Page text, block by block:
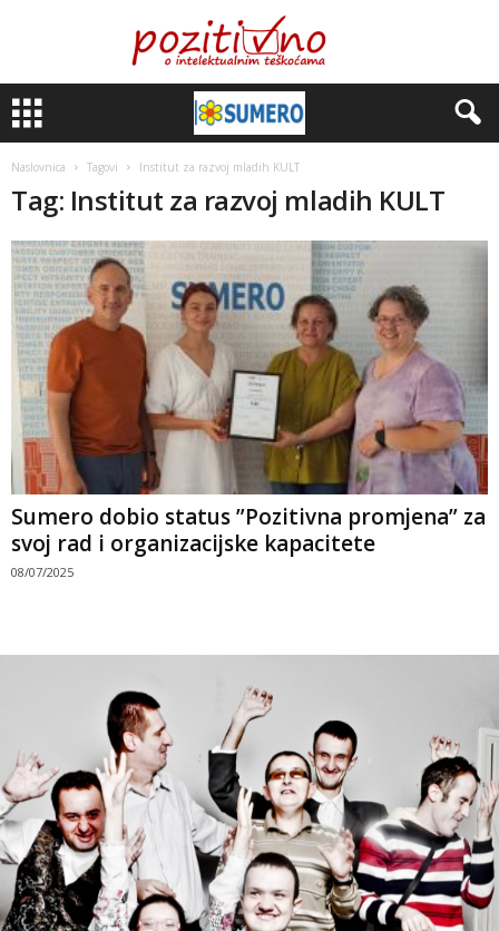
Naslovnica Tagovi Institut za razvoj mladih KULT
Tag: Institut za razvoj mladih KULT
Sumero dobio status ”Pozitivna promjena” za
svoj rad i organizacijske kapacitete
08/07/2025